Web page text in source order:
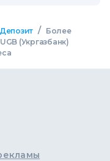
/
Более
(Укргазбанк)